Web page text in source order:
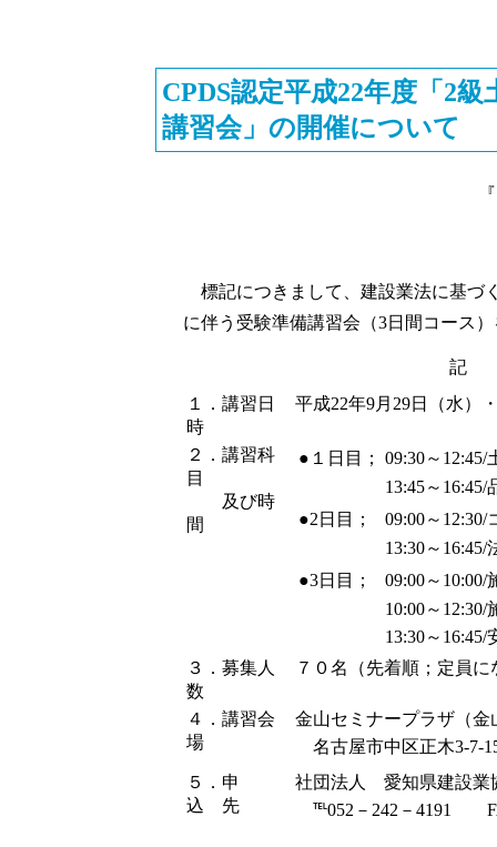
CPDS認定平成22年度「2
講習会」の開催について
標記につきまして、建設業法に基づ
に伴う受験準備講習会（3日間コース
記
１．講習日
時
平成22年9月29日（水）
２．講習科
目
及び時
間
●１日目；
09:30～
13:45～16:45/
●2日目；
09:00～
13:30～16:45/
●3日目；
09:00～
10:00～
13:30～
３．募集人
数
７０名（先着順；定員
４．講習会
場
金山セミナープラザ（金
名古屋市中区正木3-
５．申
込 先
社団法人 愛知県建設
℡052－242－4191